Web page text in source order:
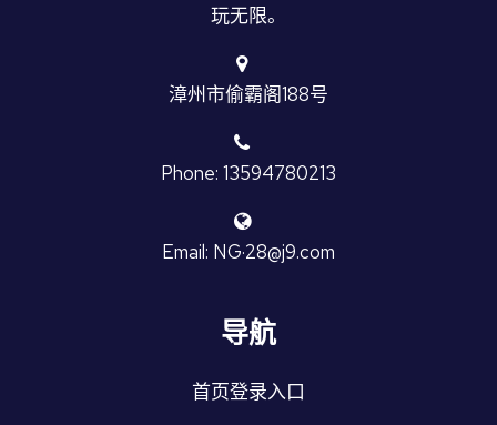
玩无限。
漳州市偷霸阁188号
Phone: 13594780213
Email: NG·28@j9.com
导航
首页登录入口